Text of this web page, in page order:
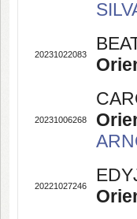
20231022083
20231006268
20221027246